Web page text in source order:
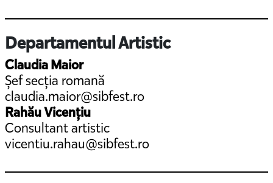
Departamentul Artistic
Claudia Maior
Șef secția romană
claudia.maior@sibfest.ro
Rahău Vicențiu
Consultant artistic
vicentiu.rahau@sibfest.ro